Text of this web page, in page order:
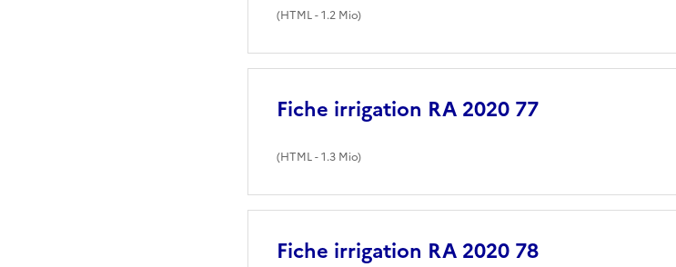
(HTML- 1.2 Mio)
Fiche irrigation RA 2020 77
(HTML- 1.3 Mio)
Fiche irrigation RA 2020 78